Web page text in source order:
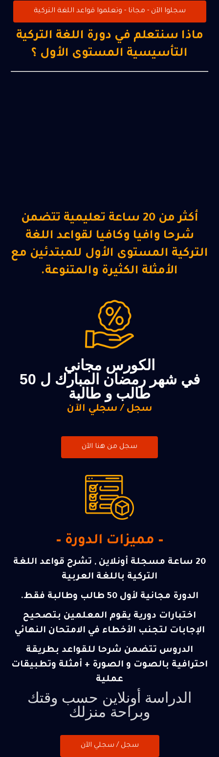
سجلوا الآن - مجانا - وتعلموا قواعد اللغة التركية
ماذا سنتعلم في دورة اللغة التركية
التأسيسية المستوى الأول ؟
أكثر من 20 ساعة تعليمية تتضمن
شرحا وافيا وكافيا لقواعد اللغة
التركية المستوى الأول للمبتدئين مع
الأمثلة الكثيرة والمتنوعة.
الكورس مجاني
في شهر رمضان المبارك ل 50
طالب و طالبة
سجل / سجلي الآن
سجل من هنا الآن
– مميزات الدورة –
20 ساعة مسجلة أونلاين , تشرح قواعد اللغة
التركية باللغة العربية
الدورة مجانية لأول 50 طالب وطالبة فقط.
اختبارات دورية يقوم المعلمين بتصحيح
الإجابات لتجنب الأخطاء في الامتحان النهائي
الدروس تتضمن شرحا للقواعد بطريقة
احترافية بالصوت و الصورة + أمثلة وتطبيقات
عملية
الدراسة أونلاين حسب وقتك
وبراحة منزلك
سجل / سجلي الآن